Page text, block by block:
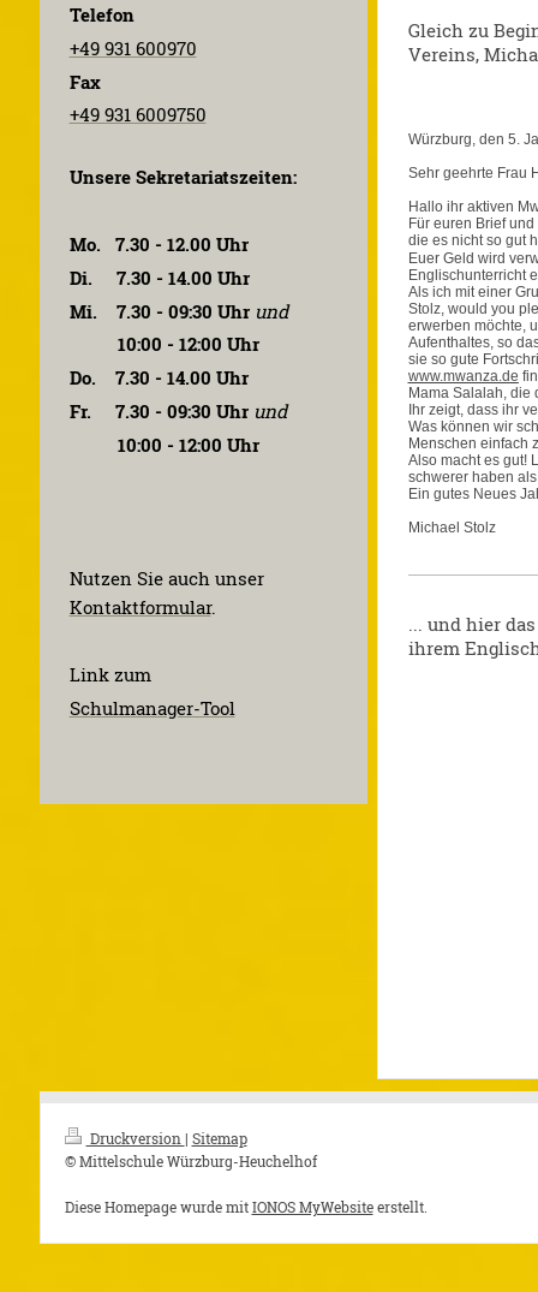
Gleich zu
Vereins,
Würzburg, den 5.
Sehr geehrte Frau
Hallo ihr aktiven
Für euren Brief
die es nicht so gut
Euer Geld wird
Englischunterricht
Als ich mit einer
Stolz, would you
erwerben möchte,
Aufenthaltes, so
sie so gute
www.mwanza.de
Mama Salalah, die
Ihr zeigt, dass ihr
Was können wir
Menschen einfach
Also macht es gut!
schwerer haben als
Ein gutes Neues
Michael Stolz
... und hier
ihrem
Telefon
+49 931 600970
Fax
+49 931 6009750
Unsere Sekretariatszeiten:
Mo. 7.30 - 12.00 Uhr
Di. 7.30 - 14.00 Uhr
Mi. 7.30 - 09:30 Uhr und
10:00 - 12:00 Uhr
Do. 7.30 - 14.00 Uhr
Fr. 7.30 - 09:30 Uhr und
10:00 - 12:00 Uhr
Nutzen Sie auch unser
Kontaktformular.
Link zum
Schulmanager-Tool
Druckversion | Sitemap
© Mittelschule Würzburg-Heuchelhof
Diese Homepage wurde mitIONOS MyWebsiteerstellt.